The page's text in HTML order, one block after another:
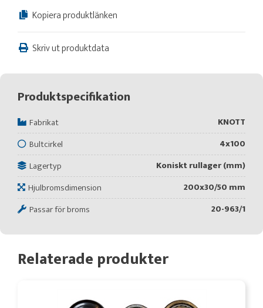
Kopiera produktlänken
Skriv ut produktdata
Produktspecifikation
Fabrikat
KNOTT
Bultcirkel
4x100
Lagertyp
Koniskt rullager (mm)
Hjulbromsdimension
200x30/50 mm
Passar för broms
20-963/1
Relaterade produkter